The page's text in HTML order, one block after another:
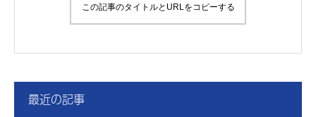
この記事のタイトルとURLをコピーする
最近の記事